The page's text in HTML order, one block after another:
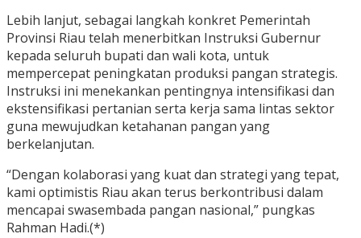
Lebih lanjut, sebagai langkah konkret Pemerintah
Provinsi Riau telah menerbitkan Instruksi Gubernur
kepada seluruh bupati dan wali kota, untuk
mempercepat peningkatan produksi pangan strategis.
Instruksi ini menekankan pentingnya intensifikasi dan
ekstensifikasi pertanian serta kerja sama lintas sektor
guna mewujudkan ketahanan pangan yang
berkelanjutan.
“Dengan kolaborasi yang kuat dan strategi yang tepat,
kami optimistis Riau akan terus berkontribusi dalam
mencapai swasembada pangan nasional,” pungkas
Rahman Hadi.(*)